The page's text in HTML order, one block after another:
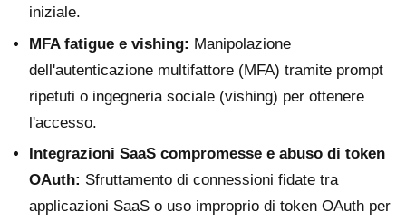
iniziale.
MFA fatigue e vishing: Manipolazione
dell'autenticazione multifattore (MFA) tramite prompt
ripetuti o ingegneria sociale (vishing) per ottenere
l'accesso.
Integrazioni SaaS compromesse e abuso di token
OAuth: Sfruttamento di connessioni fidate tra
applicazioni SaaS o uso improprio di token OAuth per